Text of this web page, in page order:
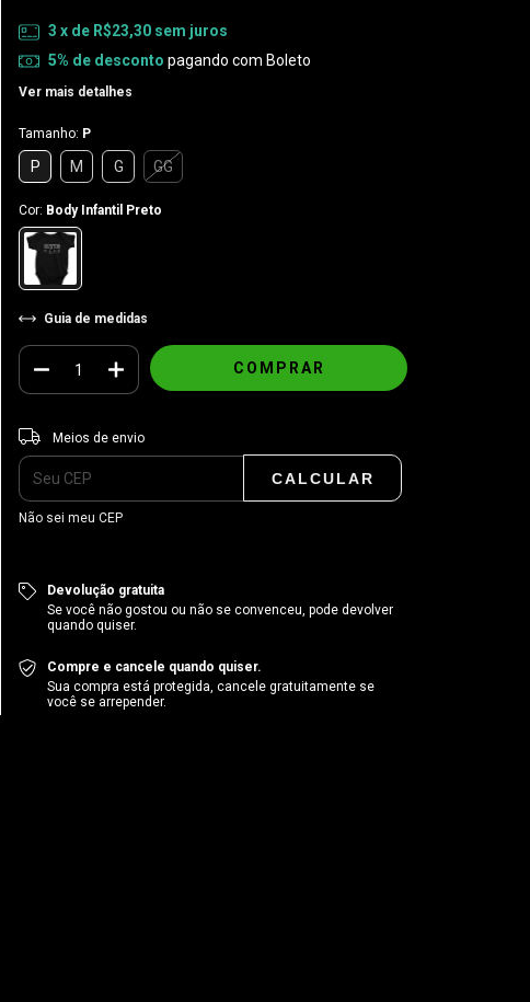
3 x de R$23,30 sem juros
5% de desconto pagando com Boleto
Ver mais detalhes
Tamanho: P
P M G GG
Cor: Body Infantil Preto
Guia de medidas
Entregas para o CEP:
Meios de envio
CALCULAR
Não sei meu CEP
Devolução gratuita
Se você não gostou ou não se convenceu, pode devolver
quando quiser.
Compre e cancele quando quiser.
Sua compra está protegida, cancele gratuitamente se
você se arrepender.